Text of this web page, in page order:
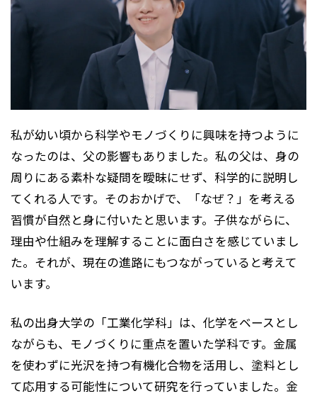
私が幼い頃から科学やモノづくりに興味を持つように
なったのは、父の影響もありました。私の父は、身の
周りにある素朴な疑問を曖昧にせず、科学的に説明し
てくれる人です。そのおかげで、「なぜ？」を考える
習慣が自然と身に付いたと思います。子供ながらに、
理由や仕組みを理解することに面白さを感じていまし
た。それが、現在の進路にもつながっていると考えて
います。
私の出身大学の「工業化学科」は、化学をベースとし
ながらも、モノづくりに重点を置いた学科です。金属
を使わずに光沢を持つ有機化合物を活用し、塗料とし
て応用する可能性について研究を行っていました。金